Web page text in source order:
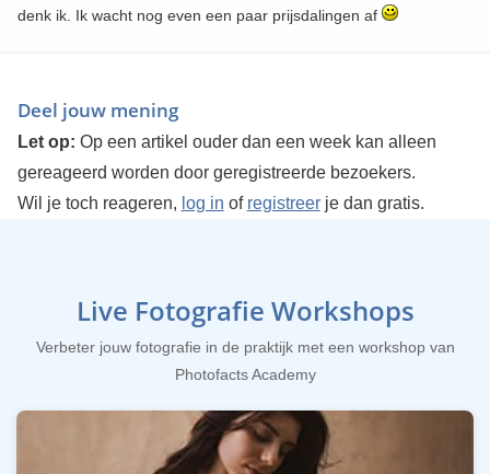
denk ik. Ik wacht nog even een paar prijsdalingen af
Deel jouw mening
Let op: Op een artikel ouder dan een week kan alleen
gereageerd worden door geregistreerde bezoekers.
Wil je toch reageren, log in of registreerje dan gratis.
Live Fotografie Workshops
Verbeter jouw fotografie in de praktijk met een workshop van
Photofacts Academy